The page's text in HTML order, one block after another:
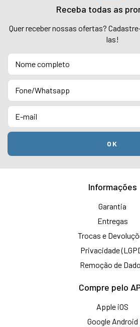
Receba todas as
Quer receber nossas ofertas?
las!
Informações
Garantia
Entregas
Trocas e
Privacidade
Remoção de
Compre pelo
Apple iOS
Google Android